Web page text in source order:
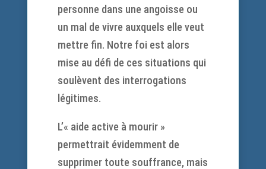
personne dans une angoisse ou
un mal de vivre auxquels elle veut
mettre fin. Notre foi est alors
mise au défi de ces situations qui
soulèvent des interrogations
légitimes.
L’« aide active à mourir »
permettrait évidemment de
supprimer toute souffrance, mais